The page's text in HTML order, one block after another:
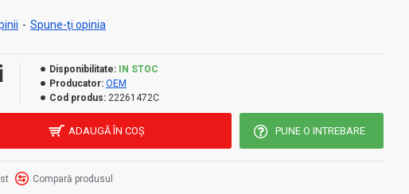
- Spune-ţi opinia
Disponibilitate:
IN STOC
Producator: OEM
Cod produs: 22261472C
ADAUGĂ ÎN COŞ PUNE O INTREBARE
Compară produsul